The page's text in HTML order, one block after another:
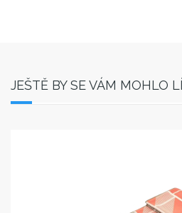
JEŠTĚ BY SE VÁM MOHLO